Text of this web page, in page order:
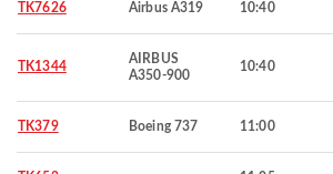
TK7626 Airbus A319 10:40
TK1344
AIRBUS
A350-900
10:40
TK379 Boeing 737 11:00